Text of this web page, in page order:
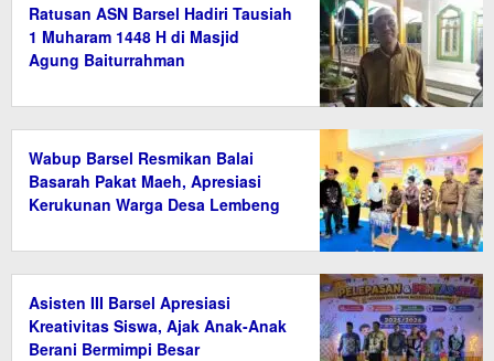
Ratusan ASN Barsel Hadiri Tausiah
1 Muharam 1448 H di Masjid
Agung Baiturrahman
Wabup Barsel Resmikan Balai
Basarah Pakat Maeh, Apresiasi
Kerukunan Warga Desa Lembeng
Asisten III Barsel Apresiasi
Kreativitas Siswa, Ajak Anak-Anak
Berani Bermimpi Besar